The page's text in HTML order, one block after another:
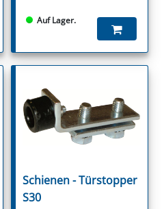
Auf Lager.
Schienen - Türstopper
S30